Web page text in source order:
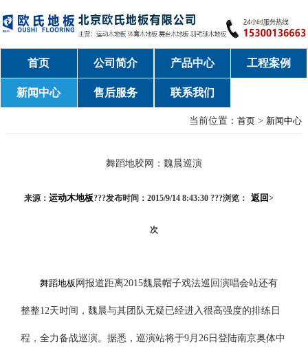
首页 公司简介 产品中心 工程案例
新闻中心 售后服务 联系我们
当前位置：首页 > 新闻中心
舞蹈地胶网：魏晨巡演
返回>
来源： 运动木地板???发布时间：2015/9/14 8:43:30 ???浏览：
次
舞蹈地板 网报道距离2015魏晨帽子戏法巡回演唱会站还有
整整12天时间，魏晨与其团队无疑已经进入很高强度的排练日
程，全力备战巡演。据悉，巡演站将于9月26日登陆南京奥体中